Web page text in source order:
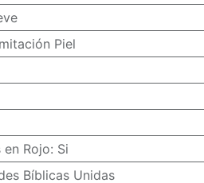
Piel
en Rojo: Si
Bíblicas Unidas